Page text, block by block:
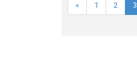
« 1 2 3